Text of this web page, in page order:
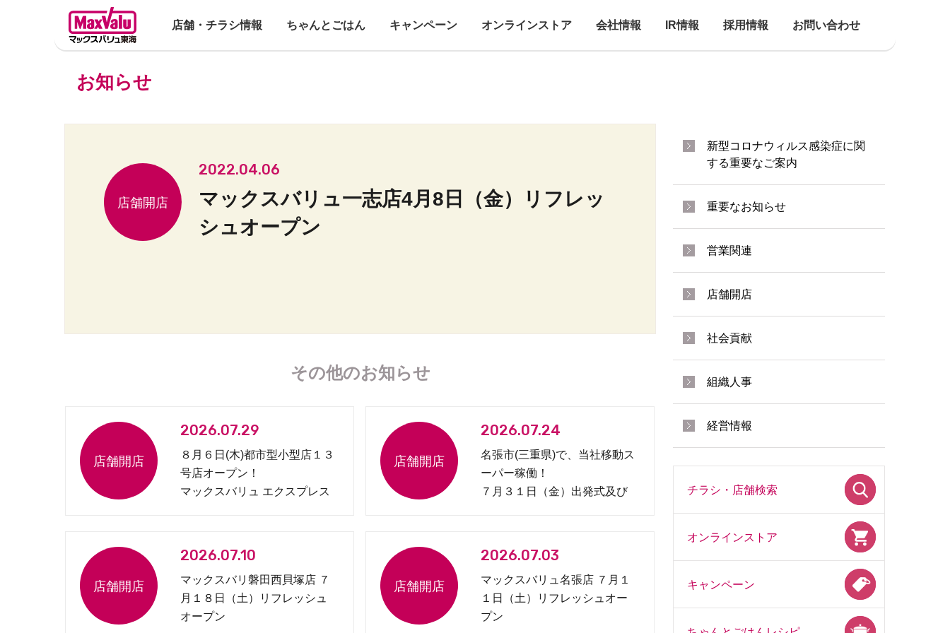
店舗・チラシ情報 ちゃんとごはん キャンペーン オンラインストア 会社情報 IR情報 採用情報 お問い合わせ
お知らせ
2022.04.06
マックスバリュ一志店4月8日（金）リフレッ
シュオープン
その他のお知らせ
2026.07.29
８月６日(木)都市型小型店１３
号店オープン！
マックスバリュ エクスプレス
2026.07.24
名張市(三重県)で、当社移動ス
ーパー稼働！
７月３１日（金）出発式及び
2026.07.10
マックスバリ磐田西貝塚店 ７
月１８日（土）リフレッシュ
オープン
2026.07.03
マックスバリュ名張店 ７月１
１日（土）リフレッシュオー
プン
新型コロナウィルス感染症に関
する重要なご案内
重要なお知らせ
営業関連
店舗開店
社会貢献
組織人事
経営情報
チラシ・店舗検索
オンラインストア
キャンペーン